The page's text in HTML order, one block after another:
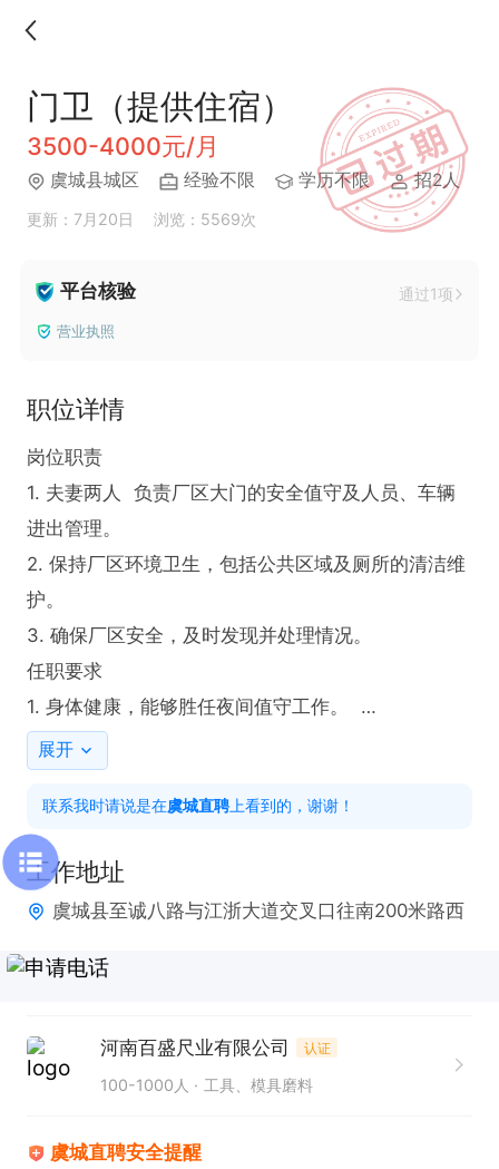
门卫（提供住宿）
3500-4000元/月
虞城县城区 经验不限 学历不限 招2人
更新：7月20日 浏览：5569次
平台核验 通过1项
营业执照
职位详情
岗位职责
1. 夫妻两人  负责厂区大门的安全值守及人员、车辆
进出管理。
2. 保持厂区环境卫生，包括公共区域及厕所的清洁维
护。
3. 确保厂区安全，及时发现并处理情况。
任职要求
1. 身体健康，能够胜任夜间值守工作。
2. 具备基本的责任心和沟通能力，能适应独立工作环
3. 有相关门卫或安保工作经验者
展开
联系我时请说是在虞城直聘 上看到的，谢谢！
工作地址
虞城县至诚八路与江浙大道交叉口往南200米路西
河南百盛尺业有限公司 认证
100-1000人 工具、模具磨料
虞城直聘安全提醒